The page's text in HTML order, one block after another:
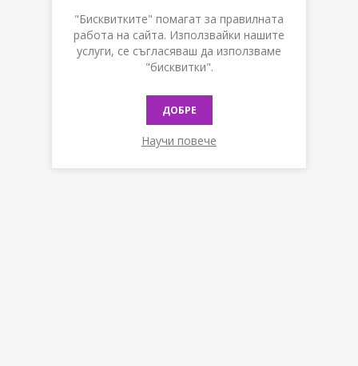
"Бисквитките" помагат за правилната
работа на сайта. Използвайки нашите
услуги, се съгласяваш да използваме
"бисквитки".
ДОБРЕ
Научи повече